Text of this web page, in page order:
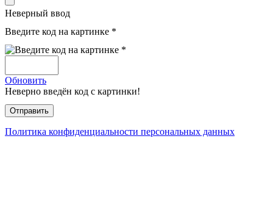
Неверный ввод
Введите код на картинке *
Обновить
Неверно введён код с картинки!
Политика конфиденциальности персональных данных